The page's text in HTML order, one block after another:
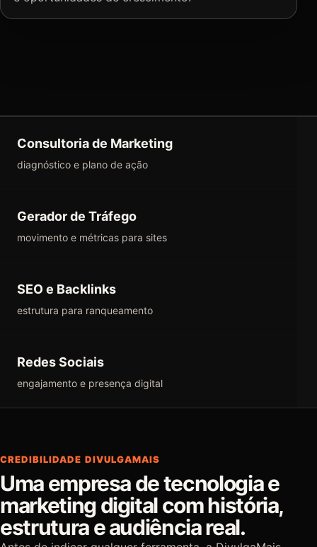
Consultoria de Marketing
diagnóstico e plano de ação
Gerador de Tráfego
movimento e métricas para sites
SEO e Backlinks
estrutura para ranqueamento
Redes Sociais
engajamento e presença digital
CREDIBILIDADE DIVULGAMAIS
Uma empresa de tecnologia e
marketing digital com história,
estrutura e audiência real.